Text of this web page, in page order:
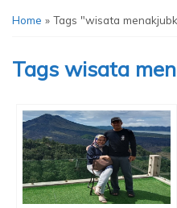
Home » Tags "wisata
Tags wisata